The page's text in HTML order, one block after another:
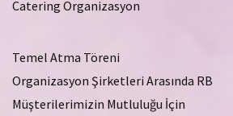
Catering Organizasyon
Temel Atma Töreni
Organizasyon Şirketleri Arasında RB
Müşterilerimizin Mutluluğu İçin